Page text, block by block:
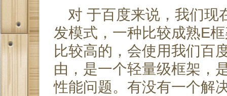
对 于百度来说，我们现
发模式，一种比较成熟E
比较高的，会使用我们百
由，是一个轻量级框架，
性能问题。有没有一个解